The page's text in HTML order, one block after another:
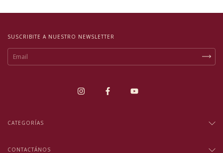
SUSCRIBITE A NUESTRO NEWSLETTER
CATEGORÍAS
CONTACTÁNOS